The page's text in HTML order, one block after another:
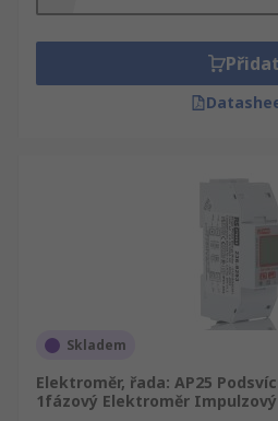
Přidat
Skladem
Elektroměr, řada: AP25
1fázový Elektroměr Impulzový